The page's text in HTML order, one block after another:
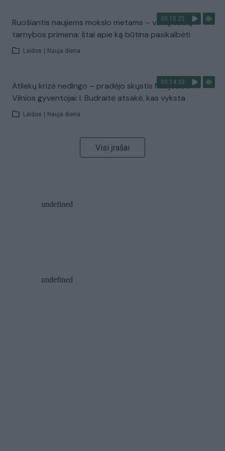
00:15:25
Ruošiantis naujiems mokslo metams – vaikų teisių
tarnybos primena: štai apie ką būtina pasikalbėti
Laidos Nauja diena
00:14:33
Atliekų krizė nedingo – pradėjo skųstis Naujosios
Vilnios gyventojai: I. Budraitė atsakė, kas vyksta
Laidos Nauja diena
Visi įrašai